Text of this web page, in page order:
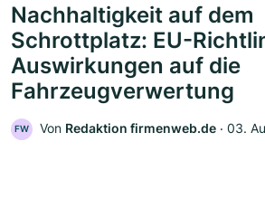
Nachhaltigkeit auf dem
Schrottplatz: EU-
Auswirkungen auf die
Fahrzeugverwertung
FW Von Redaktion firmenweb.de ‧ 03.